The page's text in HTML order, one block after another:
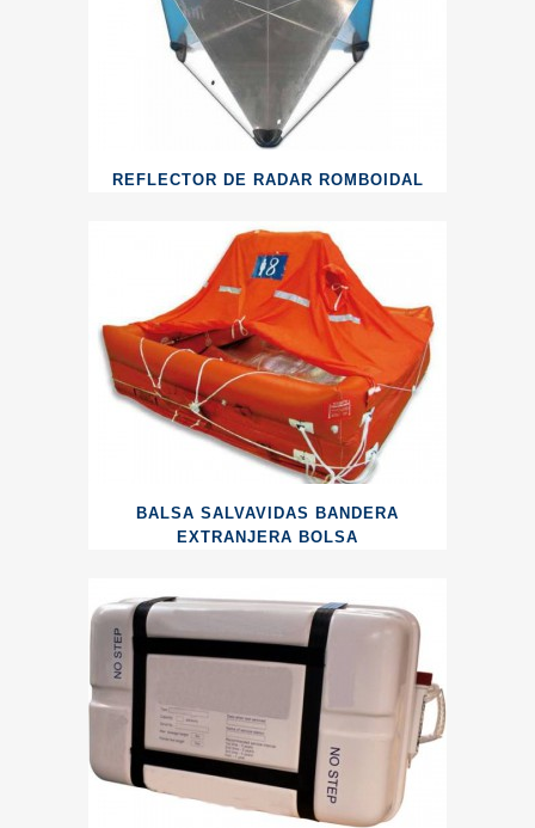
REFLECTOR DE RADAR ROMBOIDAL
BALSA SALVAVIDAS BANDERA
EXTRANJERA BOLSA